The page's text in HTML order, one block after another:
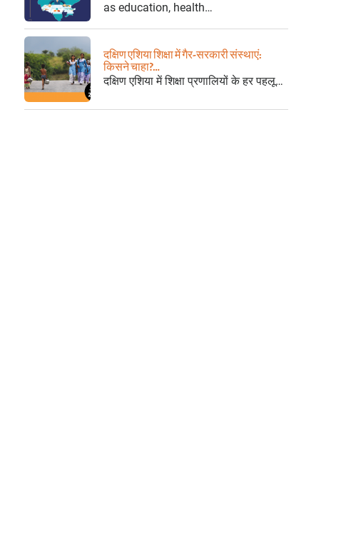
as education, health…
दक्षिण एशिया शिक्षा में गैर-सरकारी संस्थाएं:
किसने चाहा?…
दक्षिण एशिया में शिक्षा प्रणालियों के हर पहलू…